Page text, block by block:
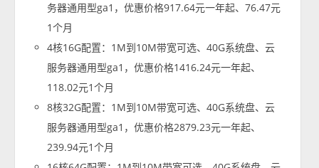
务器通用型ga1，优惠价格917.64元一年起、76.47元
1个月
4核16G配置：1M到10M带宽可选、40G系统盘、云
服务器通用型ga1，优惠价格1416.24元一年起、
118.02元1个月
8核32G配置：1M到10M带宽可选、40G系统盘、云
服务器通用型ga1，优惠价格2879.23元一年起、
239.94元1个月